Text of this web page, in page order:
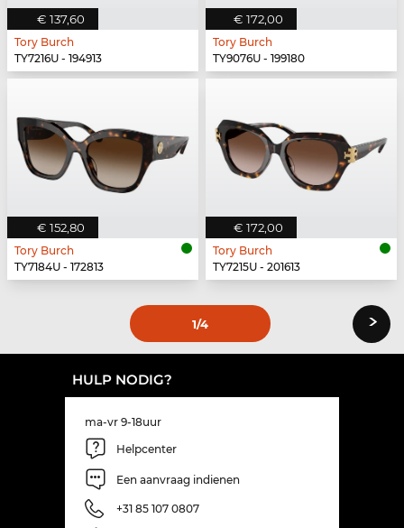
€ 137,60
Tory Burch
TY7216U - 194913
€ 172,00
Tory Burch
TY9076U - 199180
€ 152,80
Tory Burch
TY7184U - 172813
€ 172,00
Tory Burch
TY7215U - 201613
1/4 ›
HULP NODIG?
ma-vr 9-18uur
Helpcenter
Een aanvraag indienen
+31 85 107 0807